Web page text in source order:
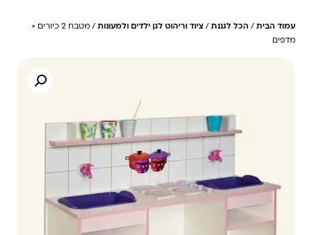
עמוד הבית / הכל לגננת / ציוד וריהוט לגן ילדים ולמעונות
/ מטבח 2 כיורים +
מדפים